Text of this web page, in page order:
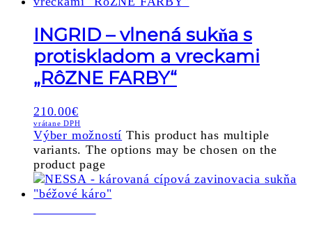
INGRID – vlnená sukňa s
protiskladom a vreckami
„RôZNE FARBY“
210.00€
vrátane DPH
Výber možností This product has multiple
variants. The options may be chosen on the
product page